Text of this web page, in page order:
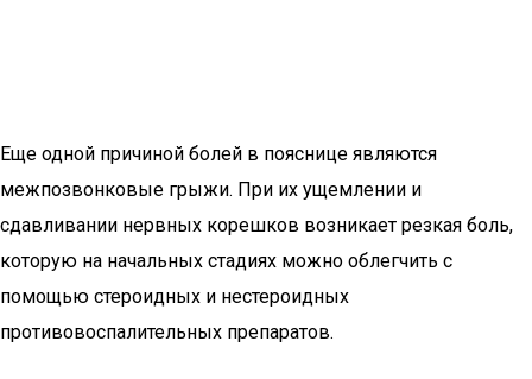
Еще одной причиной болей в пояснице являются
межпозвонковые грыжи. При их ущемлении и
сдавливании нервных корешков возникает резкая боль,
которую на начальных стадиях можно облегчить с
помощью стероидных и нестероидных
противовоспалительных препаратов.